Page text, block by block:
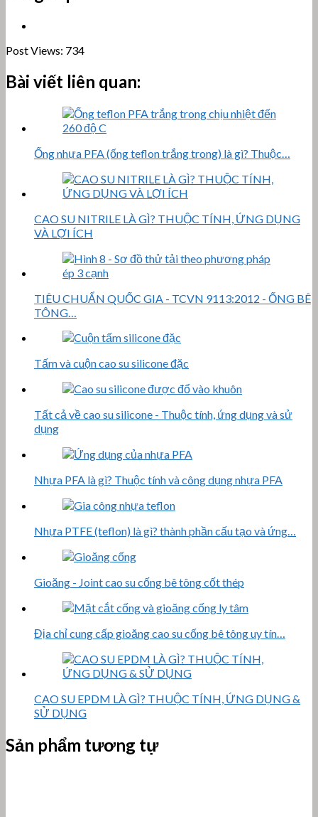
Post Views: 734
Bài viết liên quan:
Ống nhựa PFA (ống teflon trắng trong) là gì? Thuộc…
CAO SU NITRILE LÀ GÌ? THUỘC TÍNH, ỨNG DỤNG
VÀ LỢI ÍCH
TIÊU CHUẨN QUỐC GIA - TCVN 9113:2012 - ỐNG BÊ
TÔNG…
Tấm và cuộn cao su silicone đặc
Tất cả về cao su silicone - Thuộc tính, ứng dụng và sử
dụng
Nhựa PFA là gì? Thuộc tính và công dụng nhựa PFA
Nhựa PTFE (teflon) là gì? thành phần cấu tạo và ứng…
Gioăng - Joint cao su cống bê tông cốt thép
Địa chỉ cung cấp gioăng cao su cống bê tông uy tín…
CAO SU EPDM LÀ GÌ? THUỘC TÍNH, ỨNG DỤNG &
SỬ DỤNG
Sản phẩm tương tự